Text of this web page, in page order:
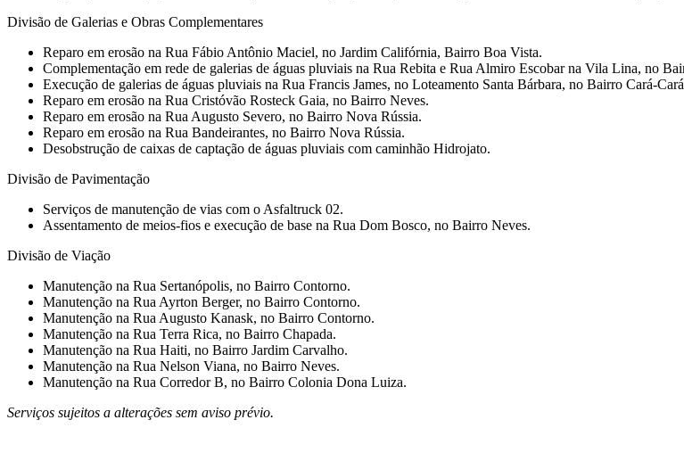
Divisão de Galerias e Obras Complementares
Reparo em erosão na Rua Fábio Antônio Maciel, no Jardim Califórnia, Bairro Boa Vista.
⁠Complementação em rede de galerias de águas pluviais na Rua Rebita e Rua Almiro Escobar na Vila Lina, no
Execução de galerias de águas pluviais na Rua Francis James, no Loteamento Santa Bárbara, no Bairro Cará-
Reparo em erosão na Rua Cristóvão Rosteck Gaia, no Bairro Neves.
Reparo em erosão na Rua Augusto Severo, no Bairro Nova Rússia.
Reparo em erosão na Rua Bandeirantes, no Bairro Nova Rússia.
Desobstrução de caixas de captação de águas pluviais com caminhão Hidrojato.
Divisão de Pavimentação
Serviços de manutenção de vias com o Asfaltruck 02.
Assentamento de meios-fios e execução de base na Rua Dom Bosco, no Bairro Neves.
Divisão de Viação
Manutenção na Rua Sertanópolis, no Bairro Contorno.
⁠Manutenção na Rua Ayrton Berger, no Bairro Contorno.
⁠Manutenção na Rua Augusto Kanask, no Bairro Contorno.
⁠Manutenção na Rua Terra Rica, no Bairro Chapada.
⁠Manutenção na Rua Haiti, no Bairro Jardim Carvalho.
⁠Manutenção na Rua Nelson Viana, no Bairro Neves.
Manutenção na Rua Corredor B, no Bairro Colonia Dona Luiza.⁠
Serviços sujeitos a alterações sem aviso prévio.